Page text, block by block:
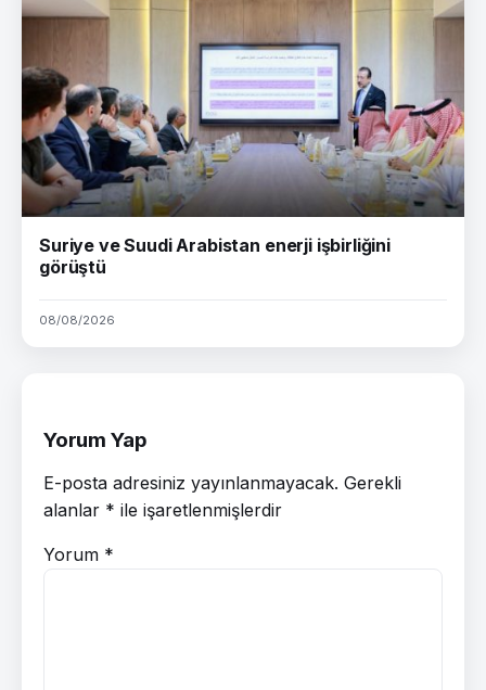
Suriye ve Suudi Arabistan enerji işbirliğini
görüştü
08/08/2026
Yorum Yap
E-posta adresiniz yayınlanmayacak. Gerekli
alanlar * ile işaretlenmişlerdir
Yorum *